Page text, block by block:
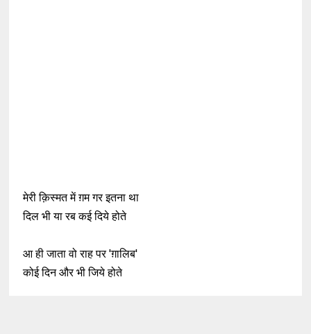
मेरी क़िस्मत में ग़म गर इतना था
दिल भी या रब कई दिये होते
आ ही जाता वो राह पर 'ग़ालिब'
कोई दिन और भी जिये होते